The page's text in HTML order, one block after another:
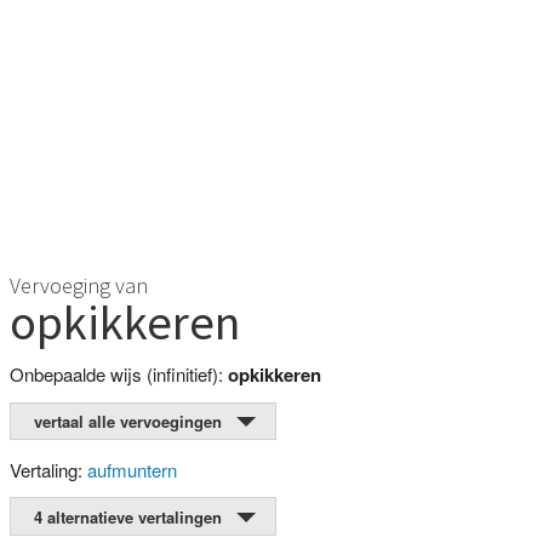
Vervoeging van
opkikkeren
Onbepaalde wijs (infinitief): opkikkeren
vertaal alle vervoegingen
Vertaling: aufmuntern
4 alternatieve vertalingen